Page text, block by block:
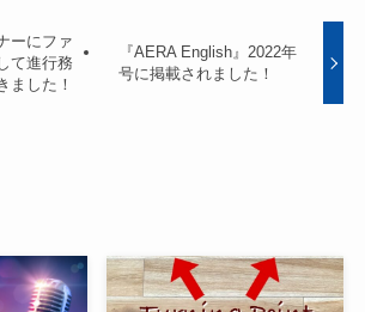
ーにファ
て進行務
ました！
『AERA English』2022年
号に掲載されました！